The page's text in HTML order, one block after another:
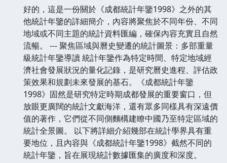
好的，這是一份關於《成都統計年鑒1998》之外的其
他統計年鑒的詳細簡介，內容將聚焦於不同年份、不同
地域或不同主題的統計資料匯編，確保內容充實且自然
流暢。 --- 聚焦區域與曆史變遷的統計圖景：多部重量
級統計年鑒導讀 統計年鑒作為特定時間、特定地域經
濟社會發展狀況的量化記錄，是研究曆史進程、評估政
策效果和規劃未來發展的基石。《成都統計年鑒
1998》固然是研究特定時期成都發展的重要窗口，但
放眼更廣闊的統計文獻海洋，還有眾多同樣具有深遠價
值的著作，它們從不同側麵構建瞭中國乃至特定區域的
統計全景圖。 以下將詳細介紹幾部在統計學界具有重
要地位，且內容與《成都統計年鑒1998》截然不同的
統計年鑒，旨在展現統計數據匯集的廣度和深度。